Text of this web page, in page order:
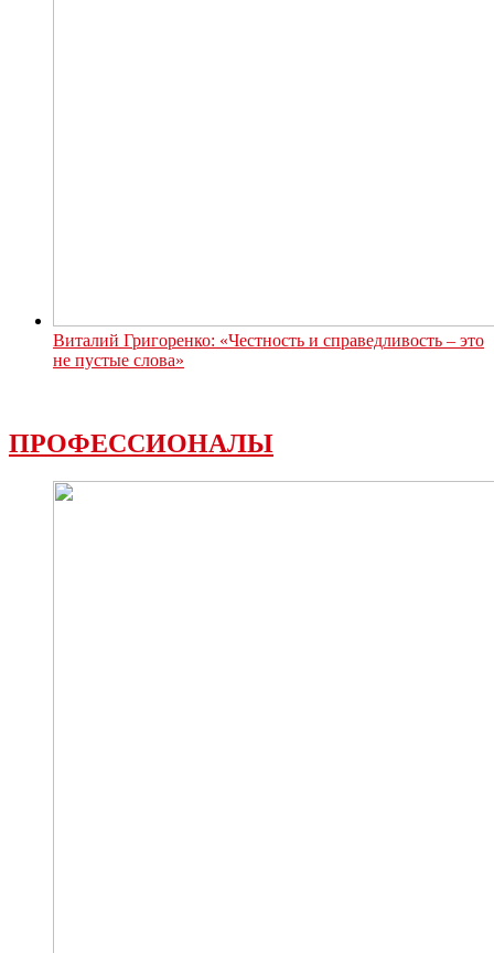
Виталий Григоренко: «Честность и справедливость – это
не пустые слова»
ПРОФЕССИОНАЛЫ